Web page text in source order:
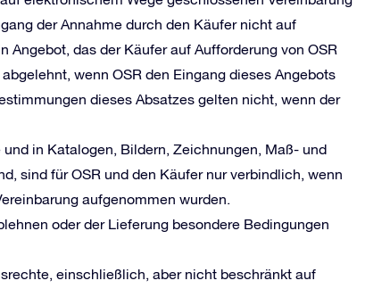
der Annahme durch den Käufer nicht auf
Angebot, das der Käufer auf Aufforderung von OSR
wenn OSR den Eingang dieses Angebots
dieses Absatzes gelten nicht, wenn der
in Katalogen, Bildern, Zeichnungen, Maß- und
sind für OSR und den Käufer nur verbindlich, wenn
aufgenommen wurden.
oder der Lieferung besondere Bedingungen
einschließlich, aber nicht beschränkt auf